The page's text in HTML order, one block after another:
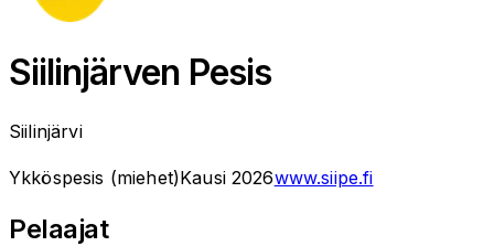
Siilinjärven Pesis
Siilinjärvi
Ykköspesis (miehet)Kausi2026www.siipe.fi
Pelaajat